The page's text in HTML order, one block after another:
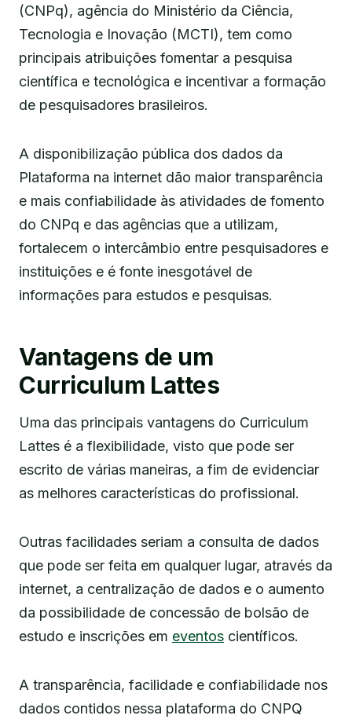
(CNPq), agência do Ministério da Ciência,
Tecnologia e Inovação (MCTI), tem como
principais atribuições fomentar a pesquisa
científica e tecnológica e incentivar a formação
de pesquisadores brasileiros.
A disponibilização pública dos dados da
Plataforma na internet dão maior transparência
e mais confiabilidade às atividades de fomento
do CNPq e das agências que a utilizam,
fortalecem o intercâmbio entre pesquisadores e
instituições e é fonte inesgotável de
informações para estudos e pesquisas.
Vantagens de um
Curriculum Lattes
Uma das principais vantagens do Curriculum
Lattes é a flexibilidade, visto que pode ser
escrito de várias maneiras, a fim de evidenciar
as melhores características do profissional.
Outras facilidades seriam a consulta de dados
que pode ser feita em qualquer lugar, através da
internet, a centralização de dados e o aumento
da possibilidade de concessão de bolsão de
estudo e inscrições em eventos científicos.
A transparência, facilidade e confiabilidade nos
dados contidos nessa plataforma do CNPQ